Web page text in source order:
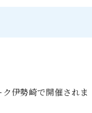
伊勢崎で開催されま